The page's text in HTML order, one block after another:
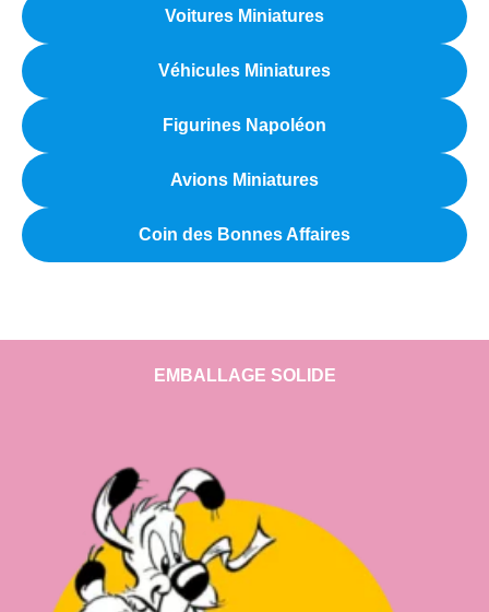
Voitures Miniatures
Véhicules Miniatures
Figurines Napoléon
Avions Miniatures
Coin des Bonnes Affaires
EMBALLAGE SOLIDE